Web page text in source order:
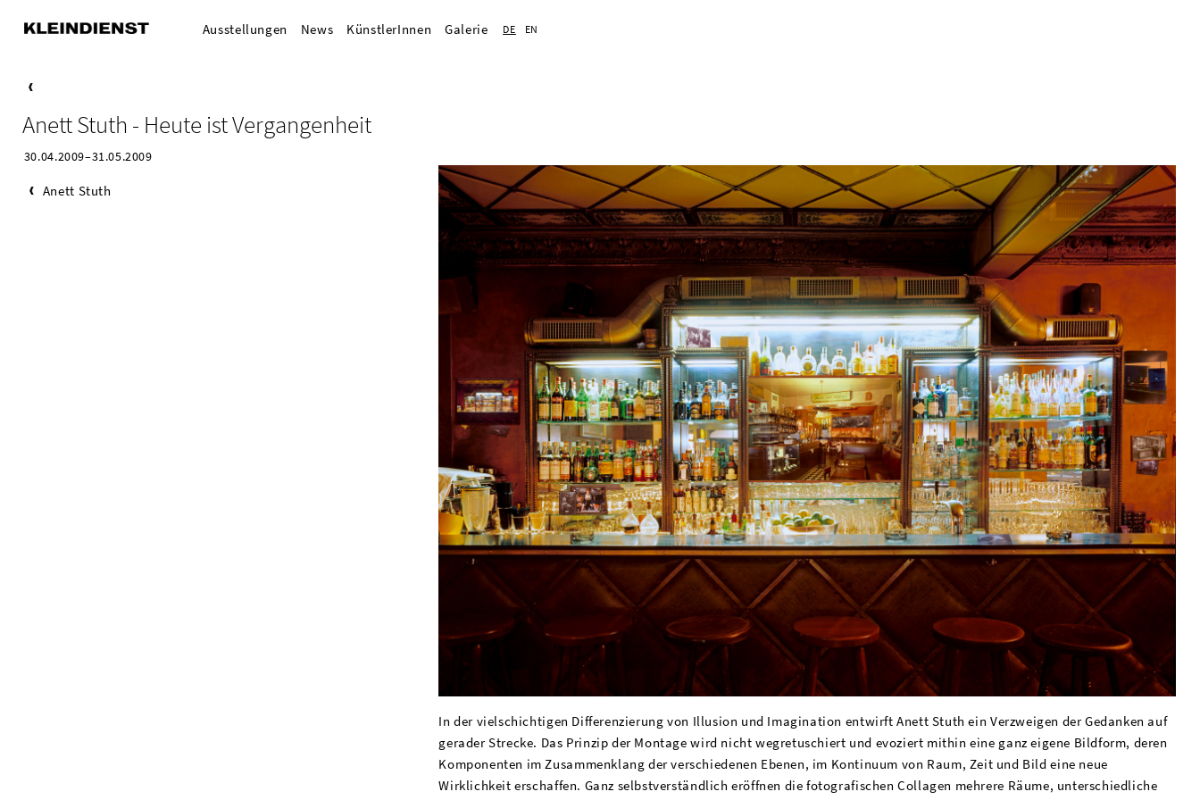
Ausstellungen News KünstlerInnen Galerie DE EN
Anett Stuth - Heute ist Vergangenheit
30.04.2009–31.05.2009
Anett Stuth
In der vielschichtigen Differenzierung von Illusion und Imagination entwirft Anett Stuth ein Verzweigen der Gedanken auf
gerader Strecke. Das Prinzip der Montage wird nicht wegretuschiert und evoziert mithin eine ganz eigene Bildform, deren
Komponenten im Zusammenklang der verschiedenen Ebenen, im Kontinuum von Raum, Zeit und Bild eine neue
Wirklichkeit erschaffen. Ganz selbstverständlich eröffnen die fotografischen Collagen mehrere Räume, unterschiedliche